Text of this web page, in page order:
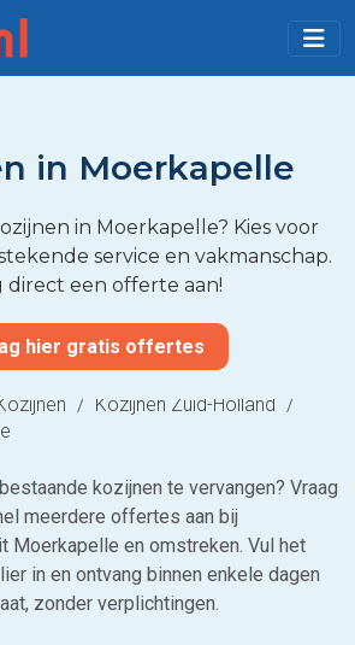
in Moerkapelle
in Moerkapelle? Kies voor
service en vakmanschap.
direct een offerte aan!
hier gratis offertes
/ Kozijnen Zuid-Holland /
kozijnen te vervangen? Vraag
meerdere offertes aan bij
Moerkapelle en omstreken. Vul het
in en ontvang binnen enkele dagen
zonder verplichtingen.